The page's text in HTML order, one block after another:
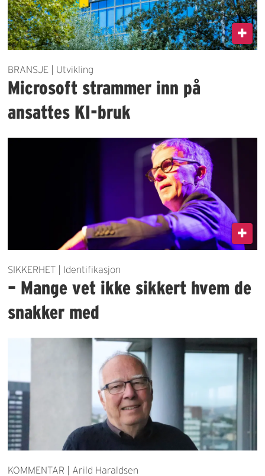
BRANSJE | Utvikling
Microsoft strammer inn på
ansattes KI-bruk
SIKKERHET | Identifikasjon
– Mange vet ikke sikkert hvem de
snakker med
KOMMENTAR | Arild Haraldsen